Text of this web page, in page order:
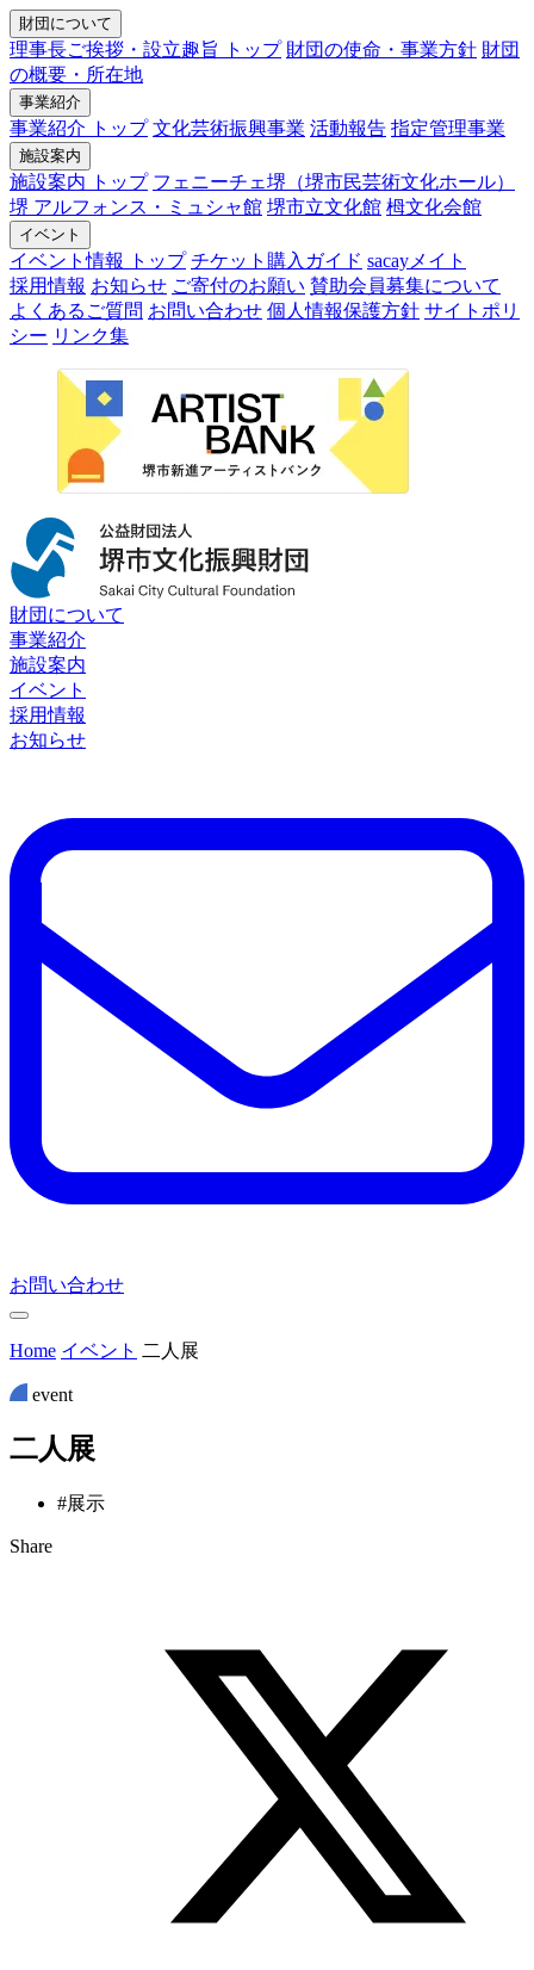
財団について
理事長ご挨拶・設立趣旨 トップ 財団の使命・事業方針 財団
の概要・所在地
事業紹介
事業紹介 トップ 文化芸術振興事業 活動報告 指定管理事業
施設案内
施設案内 トップ フェニーチェ堺（堺市民芸術文化ホール）
堺 アルフォンス・ミュシャ館 堺市立文化館 栂文化会館
イベント
イベント情報 トップ チケット購入ガイド sacayメイト
採用情報 お知らせ ご寄付のお願い 賛助会員募集について
よくあるご質問 お問い合わせ 個人情報保護方針 サイトポリ
シー リンク集
財団について
事業紹介
施設案内
イベント
採用情報
お知らせ
お問い合わせ
Home イベント 二人展
event
二人展
#展示
Share